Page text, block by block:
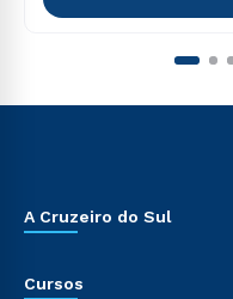
A Cruzeiro do Sul
Cursos